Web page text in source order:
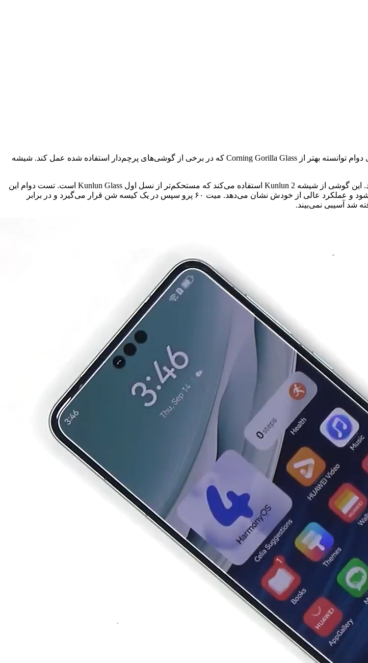
شیشه محافظ Kunlun Glass 2 هواوی که در گوشی میت ۶۰ پرو استفاده شده است، در تست‌های دوام توانسته بهتر از Corning Gorilla Glass که در برخی از گوشی‌های پرچم‌دار استفاده شده عمل کند. شیشه
هواوی میت ۶۰ پرو به عنوان گوشی پرچمدار هواوی چندین ارتقا نسبت به مدل‌های قبلی خود دارد. این گوشی از شیشه Kunlun 2 استفاده می‌کند که مستحکم‌تر از نسل اول Kunlun Glass است. تست دوام این
گوشی توسط PBKReviews انجام شده است. این گوشی چندین بار روی یک کف بتنی انداخته می‌شود و عملکرد عالی از خودش نشان می‌دهد. میت ۶۰ پرو سپس در یک کیسه شن قرار می‌گیرد و در برابر